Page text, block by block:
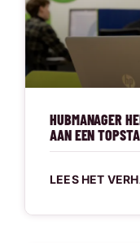
HUBMANAGER
AAN EEN
LEES HET